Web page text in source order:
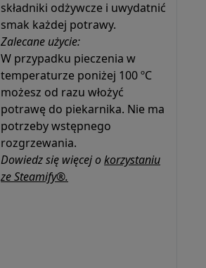
składniki odżywcze i uwydatnić
smak każdej potrawy.
Zalecane użycie:
W przypadku pieczenia w
temperaturze poniżej 100 ºC
możesz od razu włożyć
potrawę do piekarnika. Nie ma
potrzeby wstępnego
rozgrzewania.
Dowiedz się więcej okorzystaniu
ze Steamify®.